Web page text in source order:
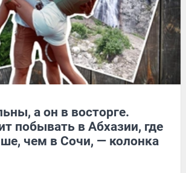
а он в восторге.
побывать в Абхазии, где
чем в Сочи, — колонка